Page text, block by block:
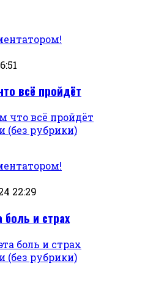
всё пройдёт
(без рубрики)
22:29
и страх
(без рубрики)